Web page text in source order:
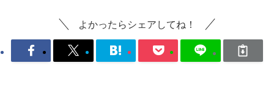
よかったらシェアしてね！